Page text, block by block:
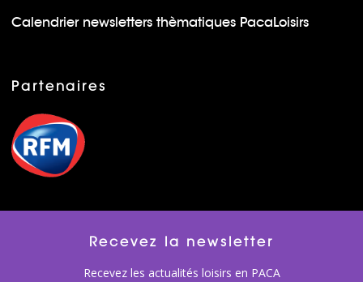
Calendrier newsletters thèmatiques PacaLoisirs
Partenaires
Recevez la newsletter
Recevez les actualités loisirs en PACA